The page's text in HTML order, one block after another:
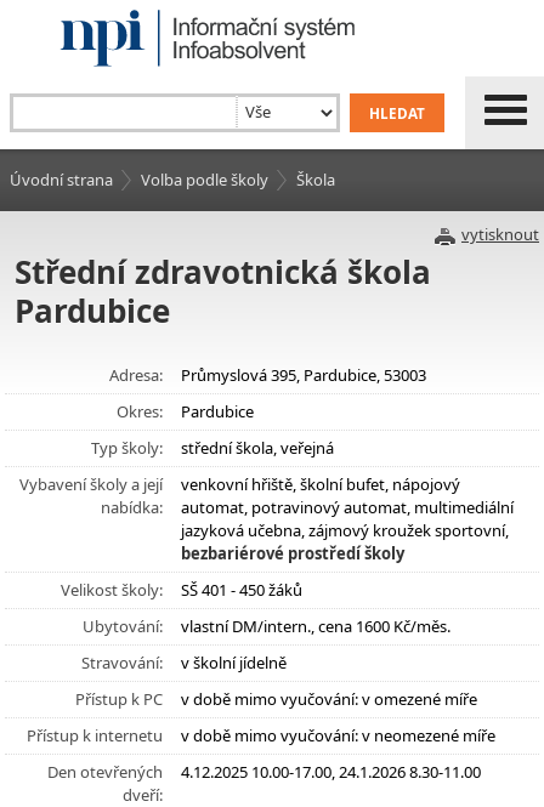
Úvodní strana Volba podle školy Škola
vytisknout
Střední zdravotnická škola
Pardubice
Adresa:
Průmyslová 395, Pardubice, 53003
Okres:
Pardubice
Typ školy:
střední škola, veřejná
Vybavení školy a její
nabídka:
venkovní hřiště, školní bufet, nápojový
automat, potravinový automat, multimediální
jazyková učebna, zájmový kroužek sportovní,
bezbariérové prostředí školy
Velikost školy:
SŠ 401 - 450 žáků
Ubytování:
vlastní DM/intern., cena 1600 Kč/měs.
Stravování:
v školní jídelně
Přístup k PC
v době mimo vyučování: v omezené míře
Přístup k internetu
v době mimo vyučování: v neomezené míře
Den otevřených
dveří:
4.12.2025 10.00-17.00, 24.1.2026 8.30-11.00